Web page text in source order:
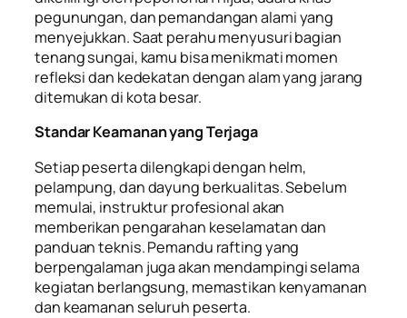
pegunungan, dan pemandangan alami yang
menyejukkan. Saat perahu menyusuri bagian
tenang sungai, kamu bisa menikmati momen
refleksi dan kedekatan dengan alam yang jarang
ditemukan di kota besar.
Standar Keamanan yang Terjaga
Setiap peserta dilengkapi dengan helm,
pelampung, dan dayung berkualitas. Sebelum
memulai, instruktur profesional akan
memberikan pengarahan keselamatan dan
panduan teknis. Pemandu rafting yang
berpengalaman juga akan mendampingi selama
kegiatan berlangsung, memastikan kenyamanan
dan keamanan seluruh peserta.